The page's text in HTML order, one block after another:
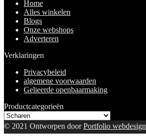
Home
Alles winkelen
Blogs
Onze webshops
Adverteren
Verklaringen
Privacybeleid
algemene voorwaarden
Gelieerde openbaarmaking
Productcategorieën
© 2021 Ontworpen doorPortfolio webdesign